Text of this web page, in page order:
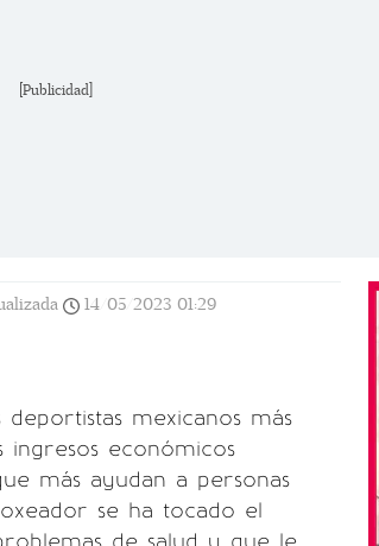
[Publicidad]
14/05/2023 01:29
mexicanos más
ingresos económicos
más ayudan a personas
se ha tocado el